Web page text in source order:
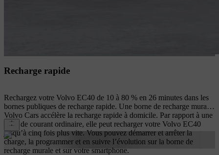
Recharge rapide
Rechargez votre Volvo EC40 de 10 à 80 % en 26 minutes dans les
bornes publiques de recharge rapide. Une borne de recharge murale
Volvo Cars accélère la recharge rapide à domicile. Par rapport à une
prise de courant ordinaire, elle peut recharger votre Volvo EC40
jusqu’à cinq fois plus vite. Vous pouvez démarrer et arrêter la
charge, la programmer et en suivre l’évolution sur la borne de
recharge murale et sur votre smartphone.